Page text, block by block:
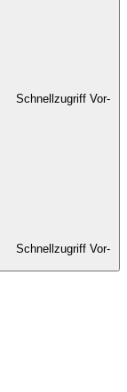
Schnellzugriff Vor-
Schnellzugriff Vor-